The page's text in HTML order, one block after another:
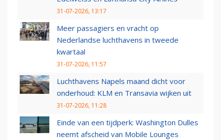
31-07-2026, 13:17
Meer passagiers en vracht op
Nederlandse luchthavens in tweede
kwartaal
31-07-2026, 11:57
Luchthavens Napels maand dicht voor
onderhoud: KLM en Transavia wijken uit
31-07-2026, 11:28
Einde van een tijdperk: Washington Dulles
neemt afscheid van Mobile Lounges